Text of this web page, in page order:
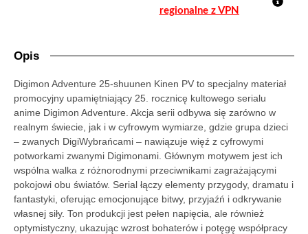
regionalne z VPN
Opis
Digimon Adventure 25-shuunen Kinen PV to specjalny materiał
promocyjny upamiętniający 25. rocznicę kultowego serialu
anime Digimon Adventure. Akcja serii odbywa się zarówno w
realnym świecie, jak i w cyfrowym wymiarze, gdzie grupa dzieci
– zwanych DigiWybrańcami – nawiązuje więź z cyfrowymi
potworkami zwanymi Digimonami. Głównym motywem jest ich
wspólna walka z różnorodnymi przeciwnikami zagrażającymi
pokojowi obu światów. Serial łączy elementy przygody, dramatu i
fantastyki, oferując emocjonujące bitwy, przyjaźń i odkrywanie
własnej siły. Ton produkcji jest pełen napięcia, ale również
optymistyczny, ukazując wzrost bohaterów i potęgę współpracy